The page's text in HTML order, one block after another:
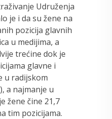
Udruženja
je i da su žene na
pozicija glavnih
u medijima, a
trećine dok je
glavne i
u radijskom
a najmanje u
žene čine 21,7
tim pozicijama.